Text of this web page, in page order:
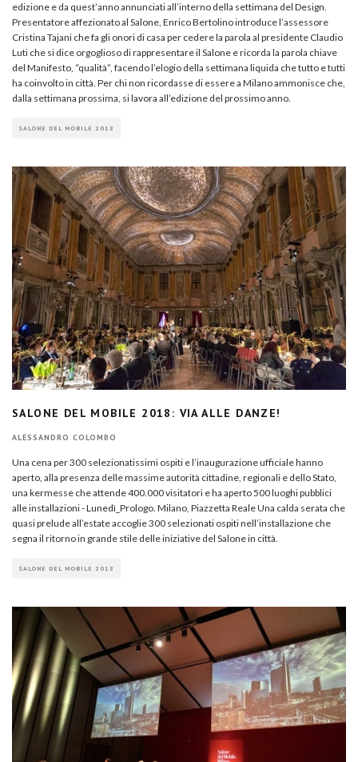
edizione e da quest’anno annunciati all’interno della settimana del Design.
Presentatore affezionato al Salone, Enrico Bertolino introduce l’assessore
Cristina Tajani che fa gli onori di casa per cedere la parola al presidente Claudio
Luti che si dice orgoglioso di rappresentare il Salone e ricorda la parola chiave
del Manifesto, “qualità”, facendo l’elogio della settimana liquida che tutto e tutti
ha coinvolto in città. Per chi non ricordasse di essere a Milano ammonisce che,
dalla settimana prossima, si lavora all’edizione del prossimo anno.
SALONE DEL MOBILE 2018
SALONE DEL MOBILE 2018: VIA ALLE DANZE!
ALESSANDRO COLOMBO
Una cena per 300 selezionatissimi ospiti e l’inaugurazione ufficiale hanno
aperto, alla presenza delle massime autorità cittadine, regionali e dello Stato,
una kermesse che attende 400.000 visitatori e ha aperto 500 luoghi pubblici
alle installazioni - Lunedì_Prologo. Milano, Piazzetta Reale Una calda serata che
quasi prelude all’estate accoglie 300 selezionati ospiti nell’installazione che
segna il ritorno in grande stile delle iniziative del Salone in città.
SALONE DEL MOBILE 2018